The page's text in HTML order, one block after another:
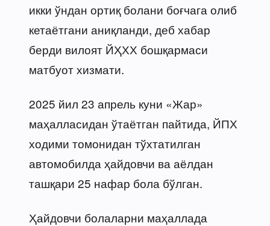
икки ўндан ортиқ болани боғчага олиб
кетаётгани аниқланди, деб хабар
берди вилоят ЙҲХХ бошқармаси
матбуот хизмати.
2025 йил 23 апрель куни «Жар»
маҳалласидан ўтаётган пайтида, ЙПХ
ходими томонидан тўхтатилган
автомобилда ҳайдовчи ва аёлдан
ташқари 25 нафар бола бўлган.
Ҳайдовчи болаларни маҳаллада